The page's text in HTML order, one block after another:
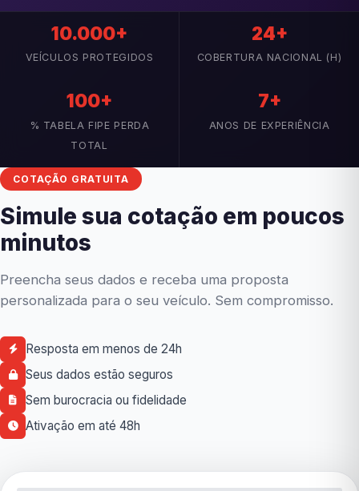
10.000+
VEÍCULOS PROTEGIDOS
24+
COBERTURA NACIONAL (H)
100+
% TABELA FIPE PERDA
TOTAL
7+
ANOS DE EXPERIÊNCIA
COTAÇÃO GRATUITA
Simule sua cotação em poucos
minutos
Preencha seus dados e receba uma proposta
personalizada para o seu veículo. Sem compromisso.
Resposta em menos de 24h
Seus dados estão seguros
Sem burocracia ou fidelidade
Ativação em até 48h